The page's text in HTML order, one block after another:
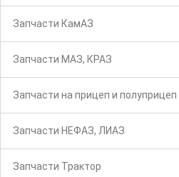
Запчасти КамАЗ
Запчасти МАЗ, КРАЗ
Запчасти на прицеп и полуприцеп
Запчасти НЕФАЗ, ЛИАЗ
Запчасти Трактор